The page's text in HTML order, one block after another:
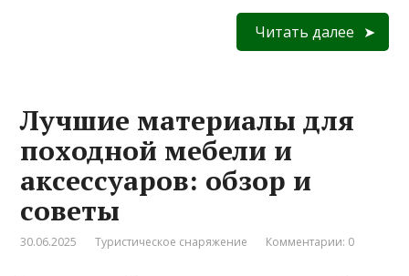
Читать далее
Лучшие материалы для
походной мебели и
аксессуаров: обзор и
советы
30.06.2025 Туристическое снаряжение Комментарии: 0